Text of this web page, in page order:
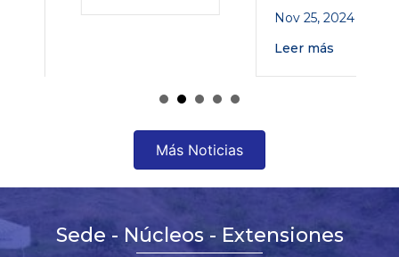
Nov 25, 2024
Leer más
Más Noticias
Sede - Núcleos - Extensiones